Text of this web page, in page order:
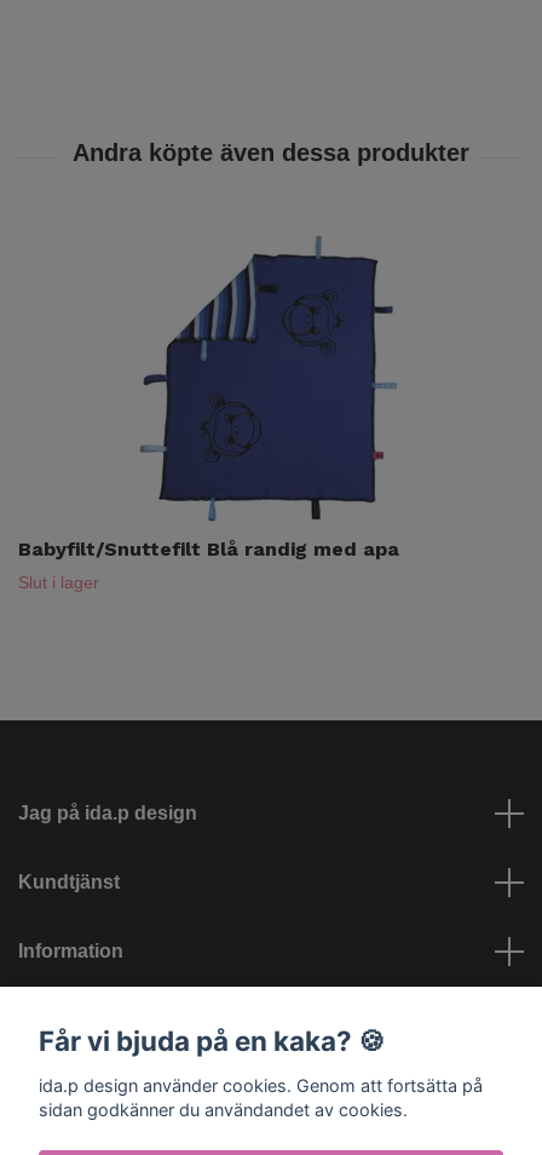
Babyfilt/Snuttefilt Blå randig med apa
Slut i lager
Jag på ida.p design
Kundtjänst
Information
Får vi bjuda på en kaka? 🍪
ida.p design använder cookies. Genom att fortsätta på
sidan godkänner du användandet av cookies.